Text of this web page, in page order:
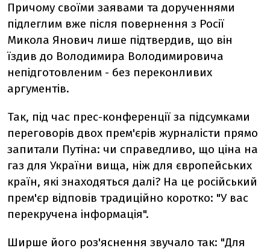
Причому своїми заявами та дорученнями
підлеглим вже після повернення з Росії
Микола Янович лише підтвердив, що він
їздив до Володимира Володимировича
непідготовленим - без переконливих
аргументів.
Так, під час прес-конференції за підсумками
переговорів двох прем'єрів журналісти прямо
запитали Путіна: чи справедливо, що ціна на
газ для України вища, ніж для європейських
країн, які знаходяться далі? На це російський
прем'єр відповів традиційно коротко: "У вас
перекручена інформація".
Ширше його роз'яснення звучало так: "Для